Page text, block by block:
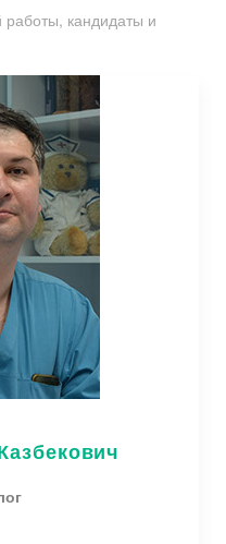
кандидаты и